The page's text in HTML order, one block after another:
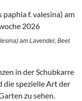
am Lavendel, Beet
in der Schubkarre
die spezielle Art der
zu sehen.